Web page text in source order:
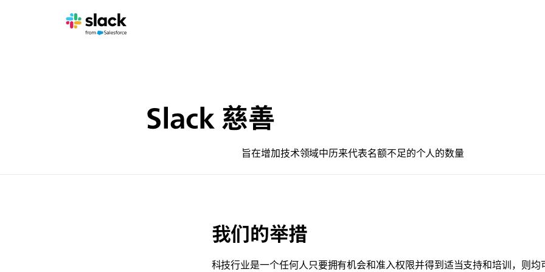
Slack 慈善
旨在增加技术领域中历来代表名额不足的个人的数量
我们的举措
科技行业是一个任何人只要拥有机会和准入权限并得到适当支持和培训，则均